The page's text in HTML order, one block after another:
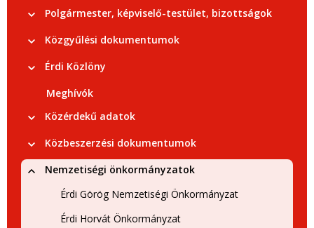
Polgármester, képviselő-testület, bizottságok
Közgyűlési dokumentumok
Érdi Közlöny
Meghívók
Közérdekű adatok
Közbeszerzési dokumentumok
Nemzetiségi önkormányzatok
Érdi Görög Nemzetiségi Önkormányzat
Érdi Horvát Önkormányzat